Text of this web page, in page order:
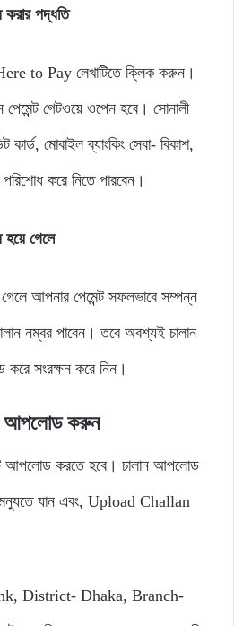
করার পদ্ধতি
to Pay লেখাটিতে ক্লিক করুন।
গেটওয়ে ওপেন হবে। সোনালী
কার্ড, মোবাইল ব্যাংকিং সেবা- বিকাশ,
করে নিতে পারবেন।
হয়ে গেলে
গেলে আপনার পেমেন্ট সফলভাবে সম্পন্ন
নম্বর পাবেন। তবে অবশ্যই চালান
সংরক্ষন করে নিন।
আপলোড করুন
আপলোড করতে হবে। চালান আপলোড
যান এবং, Upload Challan
District- Dhaka, Branch-